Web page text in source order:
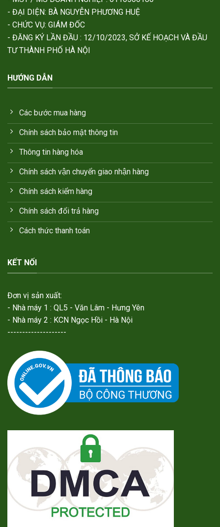
- ĐẠI DIỆN: BÀ NGUYỄN PHƯƠNG HUỆ
- CHỨC VỤ: GIÁM ĐỐC
- ĐĂNG KÝ LẦN ĐẦU : 12/10/2023, SỞ KẾ HOẠCH VÀ ĐẦU
TƯ THÀNH PHỐ HÀ NỘI
HƯỚNG DẪN
Các bước mua hàng
Chính sách bảo mật thông tin
Thông tin hàng hóa
Chính sách vận chuyển giao nhận hàng
Chính sách kiểm hàng
Chính sách đổi trả hàng
Cách thức thanh toán
KẾT NỐI
Đơn vị sản xuất:
- Nhà máy 1 : QL5 - Văn Lâm - Hưng Yên
- Nhà máy 2 : KCN Ngọc Hồi - Hà Nội
--------------------